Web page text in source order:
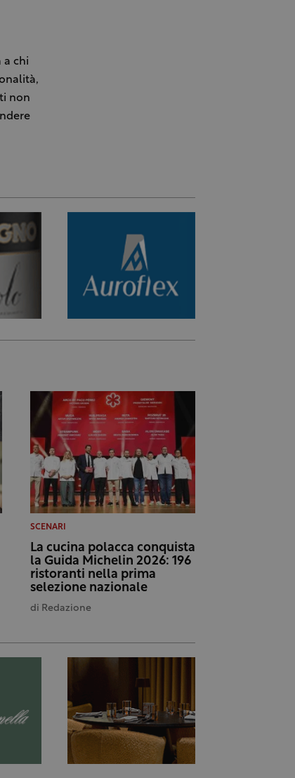
a chi
non
SCENARI
La cucina polacca conquista
la Guida Michelin 2026: 196
ristoranti nella prima
selezione nazionale
di Redazione